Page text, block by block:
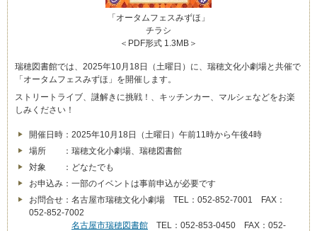
「オータムフェスみずほ」
チラシ
＜PDF形式 1.3MB＞
瑞穂図書館では、2025年10月18日（土曜日）に、瑞穂文化小劇場と共催で
「オータムフェスみずほ」を開催します。
ストリートライブ、謎解きに挑戦！、キッチンカー、マルシェなどをお楽
しみください！
開催日時：2025年10月18日（土曜日）午前11時から午後4時
場所 ：瑞穂文化小劇場、瑞穂図書館
対象 ：どなたでも
お申込み：一部のイベントは事前申込が必要です
お問合せ：名古屋市瑞穂文化小劇場 TEL：052-852-7001 FAX：
052-852-7002
名古屋市瑞穂図書館 TEL：052-853-0450 FAX：052-